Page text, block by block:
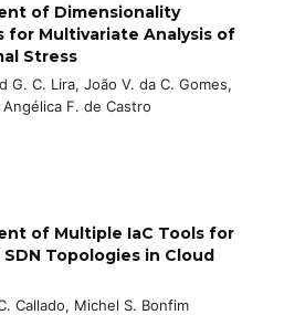
of Dimensionality
for Multivariate Analysis of
Stress
G. C. Lira, João V. da C. Gomes,
F. de Castro
of Multiple IaC Tools for
Topologies in Cloud
Callado, Michel S. Bonfim